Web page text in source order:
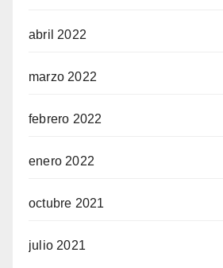
abril 2022
marzo 2022
febrero 2022
enero 2022
octubre 2021
julio 2021